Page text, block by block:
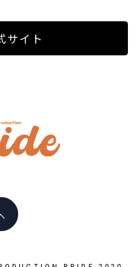
サイト